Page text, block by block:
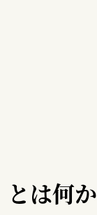
とは何か